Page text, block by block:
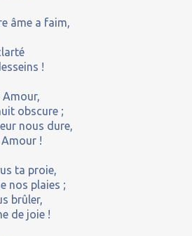
âme a faim,
!
Amour,
obscure ;
nous dure,
!
ta proie,
nos plaies ;
brûler,
de joie !